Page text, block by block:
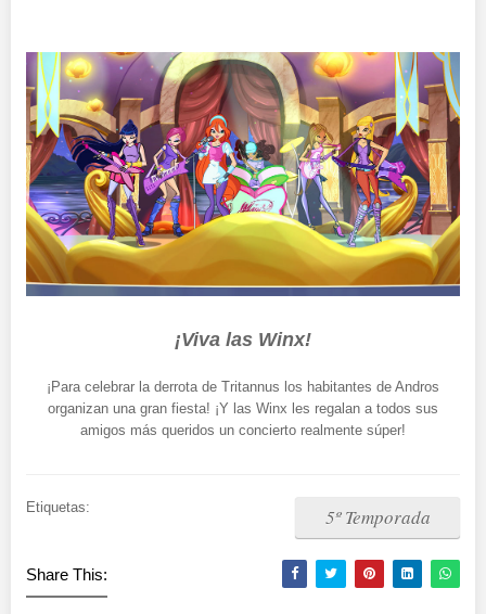
¡Viva las Winx!
¡Para celebrar la derrota de Tritannus los habitantes de Andros
organizan una gran fiesta! ¡Y las Winx les regalan a todos sus
amigos más queridos un concierto realmente súper!
Etiquetas: 5º Temporada
Share This: